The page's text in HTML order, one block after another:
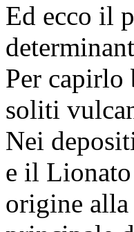
Ed ecco il
Per capirlo
soliti
Nei
e il Lionato
origine